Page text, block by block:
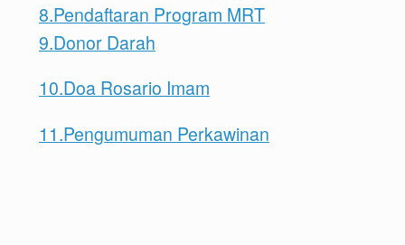
8.Pendaftaran Program MRT
9.Donor Darah
10.Doa Rosario Imam
11.Pengumuman Perkawinan